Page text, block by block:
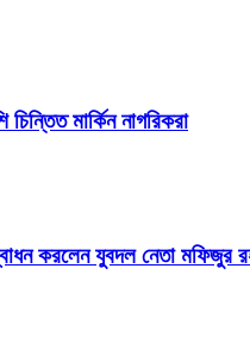
মার্কিন নাগরিকরা
করলেন যুবদল নেতা মফিজুর